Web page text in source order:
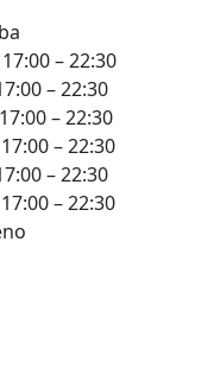
– 22:30
– 22:30
– 22:30
– 22:30
– 22:30
– 22:30